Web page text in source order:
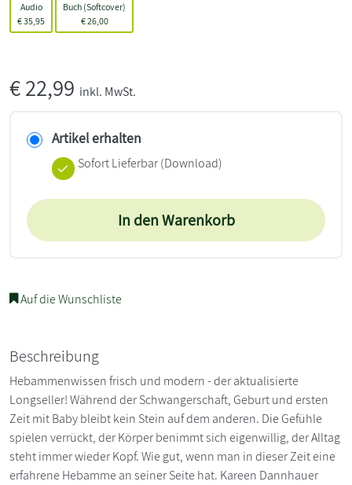
Audio
€35,95
Buch (Softcover)
€26,00
€22,99 inkl. MwSt.
Artikel erhalten
Sofort Lieferbar (Download)
In den Warenkorb
Auf die Wunschliste
Beschreibung
Hebammenwissen frisch und modern - der aktualisierte
Longseller! Während der Schwangerschaft, Geburt und ersten
Zeit mit Baby bleibt kein Stein auf dem anderen. Die Gefühle
spielen verrückt, der Körper benimmt sich eigenwillig, der Alltag
steht immer wieder Kopf. Wie gut, wenn man in dieser Zeit eine
erfahrene Hebamme an seiner Seite hat. Kareen Dannhauer